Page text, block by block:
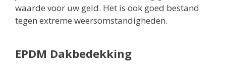
waarde voor uw geld. Het is ook goed bestand
tegen extreme weersomstandigheden.
EPDM Dakbedekking